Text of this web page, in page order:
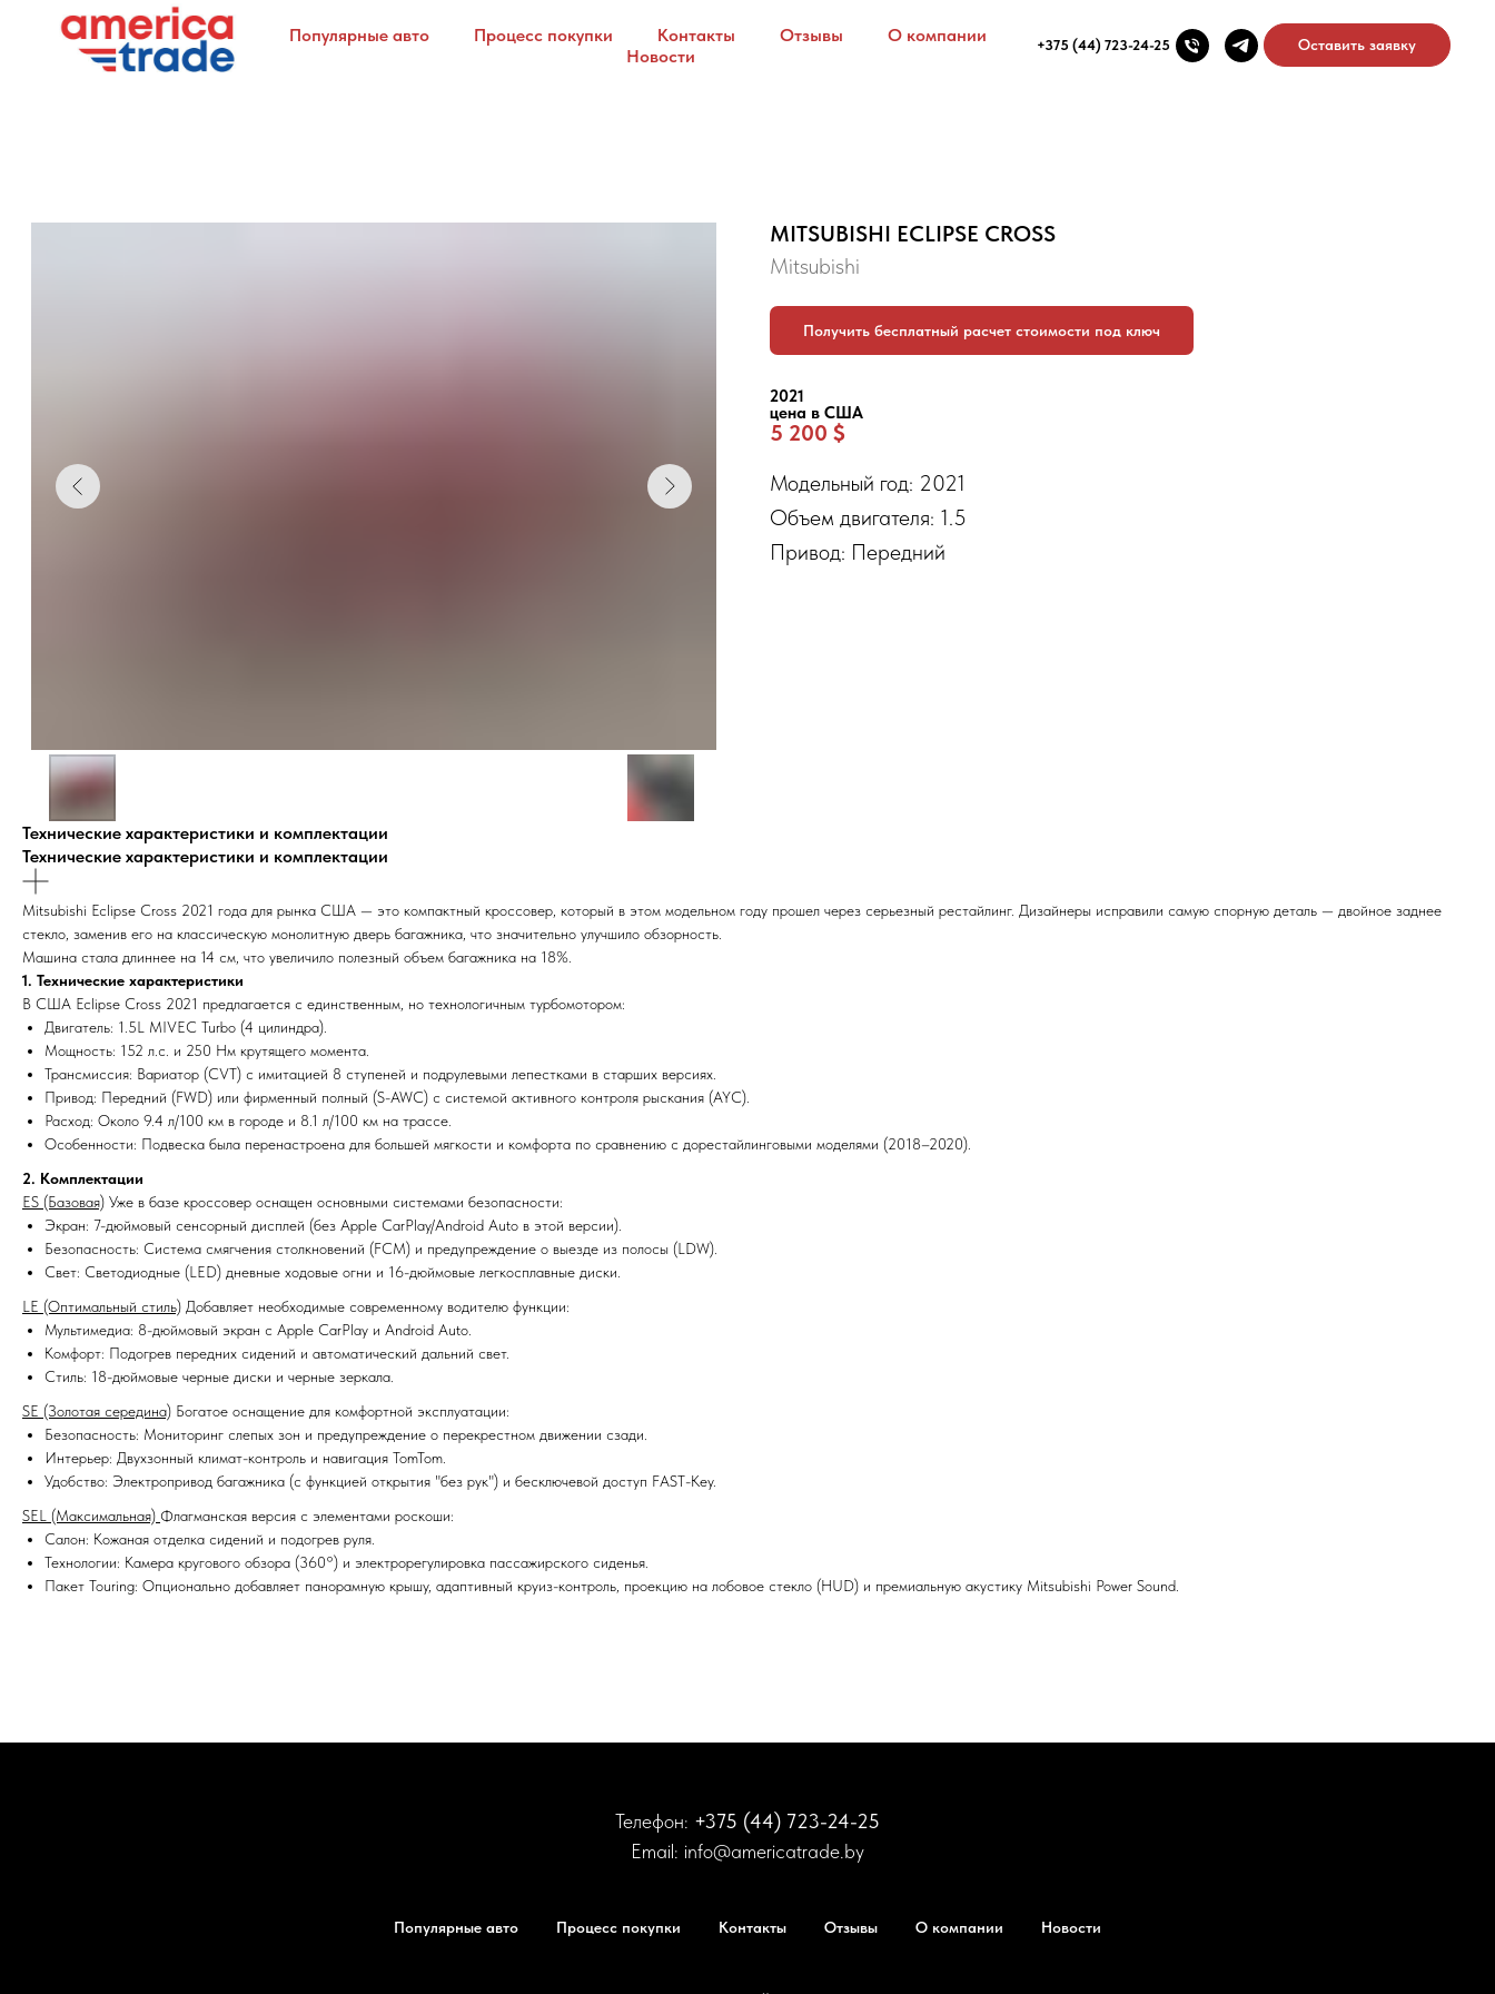
Популярные авто Процесс покупки Контакты Отзывы
О компании
Новости
+375 (44) 723-24-25 Оставить заявку
MITSUBISHI ECLIPSE CROSS
Mitsubishi
Получить бесплатный расчет стоимости под ключ
2021
цена в США
5 200 $
Модельный год: 2021
Объем двигателя: 1.5
Привод: Передний
Технические характеристики и комплектации
Технические характеристики и комплектации
Mitsubishi Eclipse Cross 2021 года для рынка США — это компактный кроссовер, который в этом модельном году прошел через серьезный рестайлинг. Дизайнеры исправили самую спорную деталь — двойное заднее
стекло, заменив его на классическую монолитную дверь багажника, что значительно улучшило обзорность.
Машина стала длиннее на 14 см, что увеличило полезный объем багажника на 18%.
1. Технические характеристики
В США Eclipse Cross 2021 предлагается с единственным, но технологичным турбомотором:
Двигатель: 1.5L MIVEC Turbo (4 цилиндра).
Мощность: 152 л.с. и 250 Нм крутящего момента.
Трансмиссия: Вариатор (CVT) с имитацией 8 ступеней и подрулевыми лепестками в старших версиях.
Привод: Передний (FWD) или фирменный полный (S-AWC) с системой активного контроля рыскания (AYC).
Расход: Около 9.4 л/100 км в городе и 8.1 л/100 км на трассе.
Особенности: Подвеска была перенастроена для большей мягкости и комфорта по сравнению с дорестайлинговыми моделями (2018–2020).
2. Комплектации
ES (Базовая) Уже в базе кроссовер оснащен основными системами безопасности:
Экран: 7-дюймовый сенсорный дисплей (без Apple CarPlay/Android Auto в этой версии).
Безопасность: Система смягчения столкновений (FCM) и предупреждение о выезде из полосы (LDW).
Свет: Светодиодные (LED) дневные ходовые огни и 16-дюймовые легкосплавные диски.
LE (Оптимальный стиль) Добавляет необходимые современному водителю функции:
Мультимедиа: 8-дюймовый экран с Apple CarPlay и Android Auto.
Комфорт: Подогрев передних сидений и автоматический дальний свет.
Стиль: 18-дюймовые черные диски и черные зеркала.
SE (Золотая середина) Богатое оснащение для комфортной эксплуатации:
Безопасность: Мониторинг слепых зон и предупреждение о перекрестном движении сзади.
Интерьер: Двухзонный климат-контроль и навигация TomTom.
Удобство: Электропривод багажника (с функцией открытия "без рук") и бесключевой доступ FAST-Key.
SEL (Максимальная) Флагманская версия с элементами роскоши:
Салон: Кожаная отделка сидений и подогрев руля.
Технологии: Камера кругового обзора (360°) и электрорегулировка пассажирского сиденья.
Пакет Touring: Опционально добавляет панорамную крышу, адаптивный круиз-контроль, проекцию на лобовое стекло (HUD) и премиальную акустику Mitsubishi Power Sound.
Телефон: +375 (44) 723-24-25
Email: info@americatrade.by
Популярные авто Процесс покупки Контакты Отзывы О компании Новости